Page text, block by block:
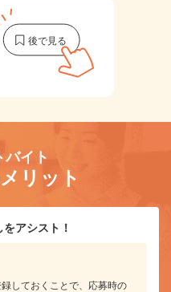
バイト
リット
アシスト！
しておくことで、応募時の